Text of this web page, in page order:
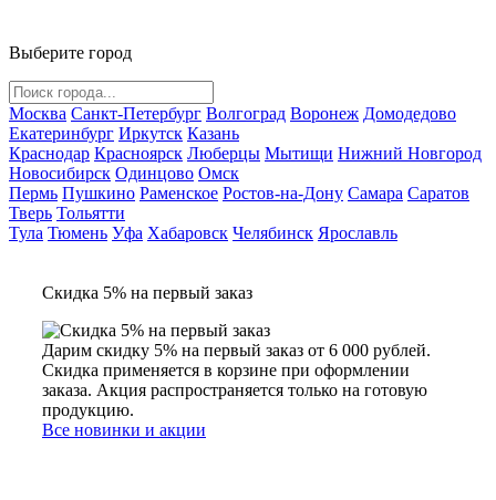
Выберите город
Москва Санкт-Петербург Волгоград Воронеж Домодедово
Екатеринбург Иркутск Казань
Краснодар Красноярск Люберцы Мытищи Нижний Новгород
Новосибирск Одинцово Омск
Пермь Пушкино Раменское Ростов-на-Дону Самара Саратов
Тверь Тольятти
Тула Тюмень Уфа Хабаровск Челябинск Ярославль
Скидка 5% на первый заказ
Дарим скидку 5% на первый заказ от 6 000 рублей.
Скидка применяется в корзине при оформлении
заказа. Акция распространяется только на готовую
продукцию.
Все новинки и акции